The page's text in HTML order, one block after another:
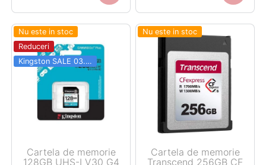
Nu este in stoc
Reduceri
Kingston SALE 03.06 - 31.08
Cartela de memorie
128GB UHS-I V30 G4
Nu este in stoc
Cartela de memorie
Transcend 256GB CF